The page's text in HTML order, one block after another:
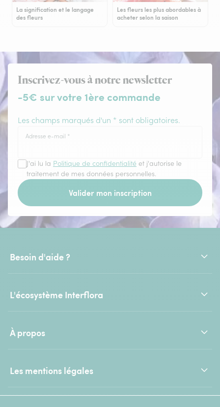
La signification et le langage
des fleurs
Les fleurs les plus abordables à
acheter selon la saison
Inscrivez-vous à notre newsletter
-5€ sur votre 1ère commande
Les champs marqués d'un * sont obligatoires.
Adresse e-mail *
J'ai lu la Politique de confidentialité et j'autorise le
traitement de mes données personnelles.
Valider mon inscription
Besoin d'aide ?
L'écosystème Interflora
À propos
Les mentions légales